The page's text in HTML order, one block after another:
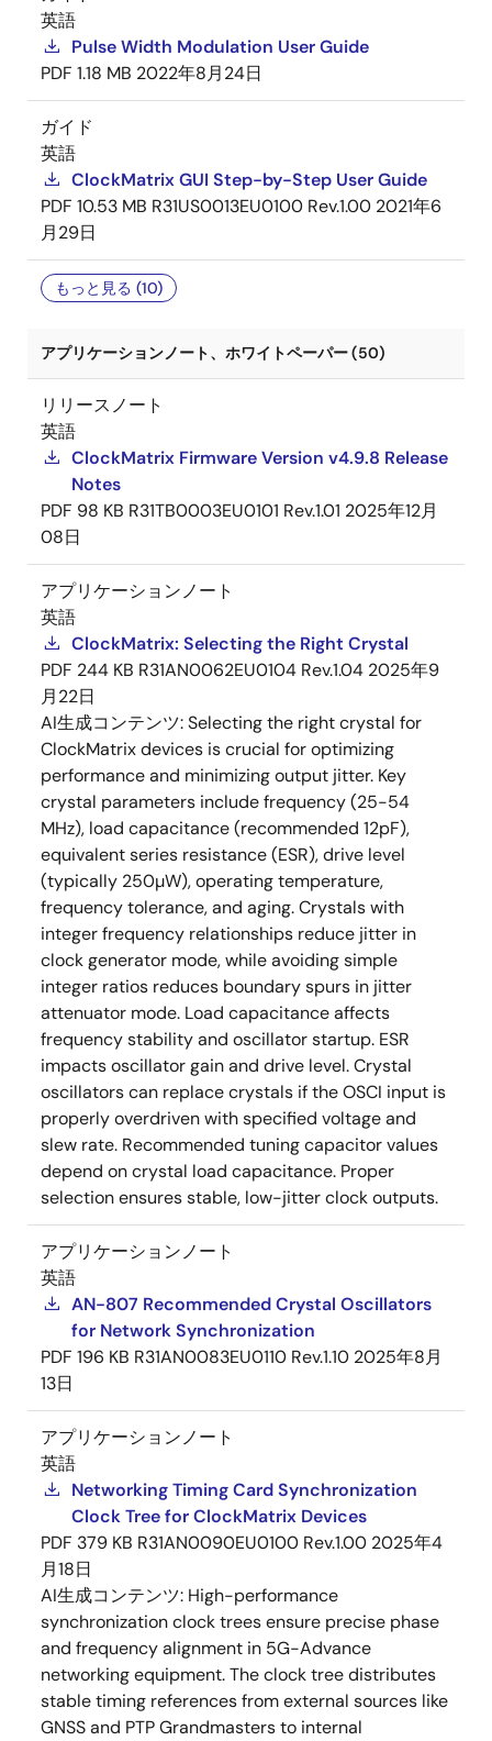
英語
Pulse Width Modulation User Guide
PDF 1.18 MB 2022年8月24日
ガイド
英語
ClockMatrix GUI Step-by-Step User Guide
PDF 10.53 MB R31US0013EU0100 Rev.1.00 2021年6
月29日
もっと見る (10)
アプリケーションノート、ホワイトペーパー (50)
リリースノート
英語
ClockMatrix Firmware Version v4.9.8 Release
Notes
PDF 98 KB R31TB0003EU0101 Rev.1.01 2025年12月
08日
アプリケーションノート
英語
ClockMatrix: Selecting the Right Crystal
PDF 244 KB R31AN0062EU0104 Rev.1.04 2025年9
月22日
AI生成コンテンツ:Selecting the right crystal for
ClockMatrix devices is crucial for optimizing
performance and minimizing output jitter. Key
crystal parameters include frequency (25-54
MHz), load capacitance (recommended 12pF),
equivalent series resistance (ESR), drive level
(typically 250µW), operating temperature,
frequency tolerance, and aging. Crystals with
integer frequency relationships reduce jitter in
clock generator mode, while avoiding simple
integer ratios reduces boundary spurs in jitter
attenuator mode. Load capacitance affects
frequency stability and oscillator startup. ESR
impacts oscillator gain and drive level. Crystal
oscillators can replace crystals if the OSCI input is
properly overdriven with specified voltage and
slew rate. Recommended tuning capacitor values
depend on crystal load capacitance. Proper
selection ensures stable, low-jitter clock outputs.
アプリケーションノート
英語
AN-807 Recommended Crystal Oscillators
for Network Synchronization
PDF 196 KB R31AN0083EU0110 Rev.1.10 2025年8月
13日
アプリケーションノート
英語
Networking Timing Card Synchronization
Clock Tree for ClockMatrix Devices
PDF 379 KB R31AN0090EU0100 Rev.1.00 2025年4
月18日
AI生成コンテンツ: High-performance
synchronization clock trees ensure precise phase
and frequency alignment in 5G-Advance
networking equipment. The clock tree distributes
stable timing references from external sources like
GNSS and PTP Grandmasters to internal